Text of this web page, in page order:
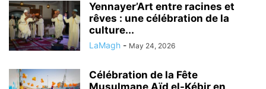
Yennayer’Art entre racines et
rêves : une célébration de la
culture...
LaMagh - May 24, 2026
Célébration de la Fête
Musulmane Aïd el-Kébir en